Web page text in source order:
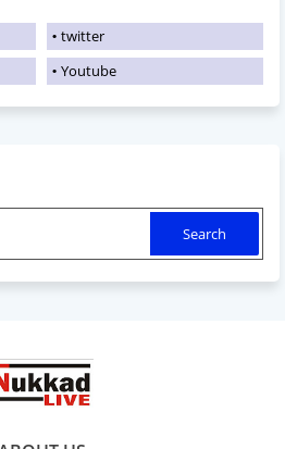
twitter
Youtube